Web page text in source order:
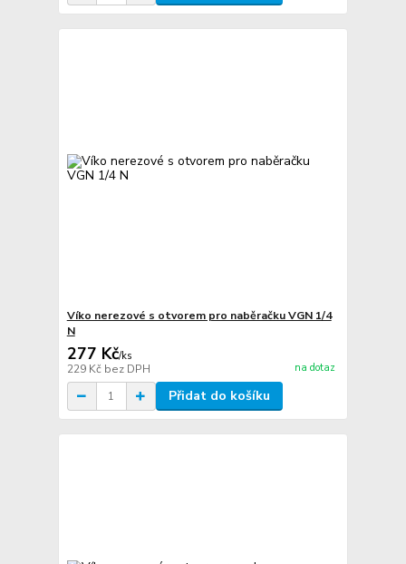
Víko nerezové s otvorem pro naběračku VGN 1/4
N
277 Kč/ks
229 Kč bez DPH na dotaz
Přidat do košíku